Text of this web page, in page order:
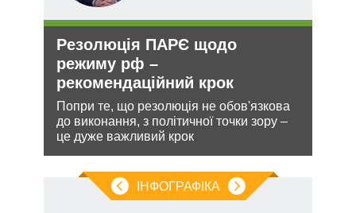
Резолюція ПАРЄ щодо
режиму рф –
рекомендаційний крок
Попри те, що резолюція не обов'язкова
до виконання, з політичної точки зору –
це дуже важливий крок
ІНФОГРАФІКА